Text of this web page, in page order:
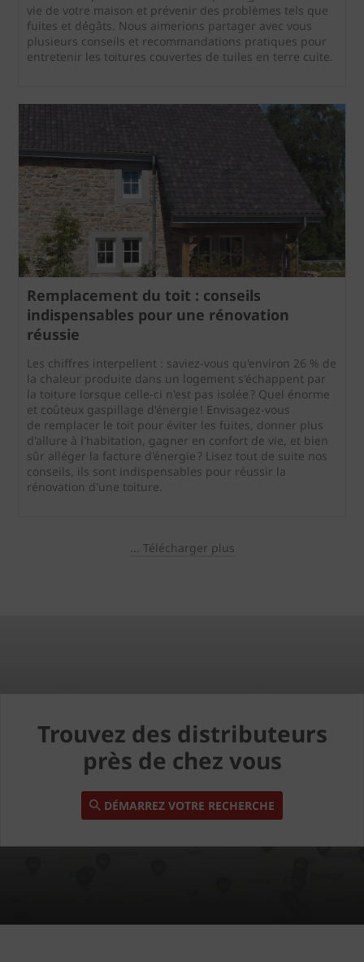
vie de votre maison et prévenir des problèmes tels que
fuites et dégâts. Nous aimerions partager avec vous
plusieurs conseils et recommandations pratiques pour
entretenir les toitures couvertes de tuiles en terre cuite.
Remplacement du toit : conseils
indispensables pour une rénovation
réussie
Les chiffres interpellent : saviez-vous qu'environ 26 % de
la chaleur produite dans un logement s'échappent par
la toiture lorsque celle-ci n'est pas isolée ? Quel énorme
et coûteux gaspillage d'énergie ! Envisagez-vous
de remplacer le toit pour éviter les fuites, donner plus
d'allure à l'habitation, gagner en confort de vie, et bien
sûr alléger la facture d'énergie ? Lisez tout de suite nos
conseils, ils sont indispensables pour réussir la
rénovation d'une toiture.
... Télécharger plus
Trouvez des distributeurs
près de chez vous
DÉMARREZ VOTRE RECHERCHE